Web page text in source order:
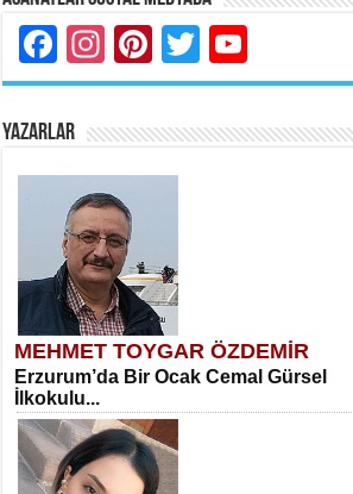
Facebook
Instagram
Pinterest
Twitter
YAZARLAR
MEHMET TOYGAR ÖZDEMİR
Erzurum’da Bir Ocak Cemal Gürsel
İlkokulu...